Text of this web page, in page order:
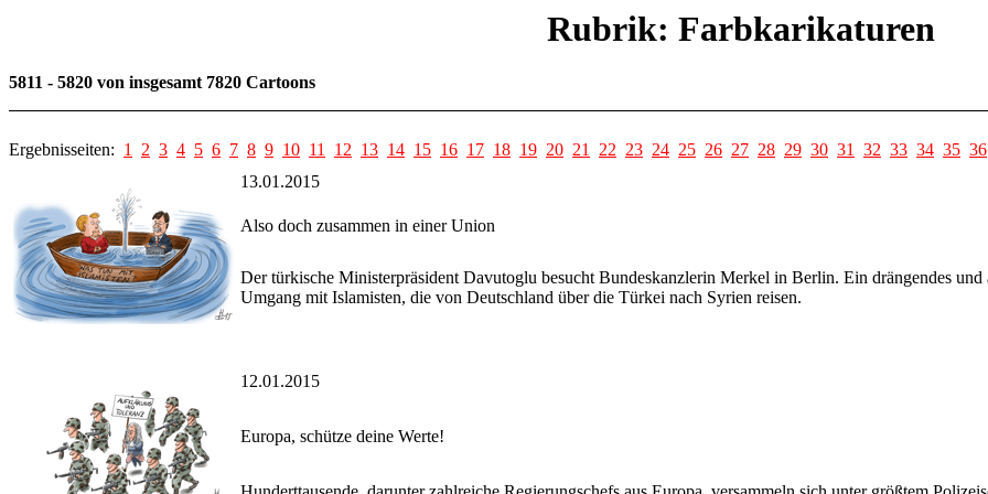
Rubrik: Farbkarikaturen
5811 - 5820 von insgesamt 7820 Cartoons
Ergebnisseiten: 1 2 3 4 5 6 7 8 9 10 11 12 13 14 15 16 17 18 19 20 21 22 23 24 25 26 27 28 29 30 31 32 33 34 35 36
13.01.2015
Also doch zusammen in einer Union
Der türkische Ministerpräsident Davutoglu besucht Bundeskanzlerin Merkel in Berlin. Ein drängendes
Umgang mit Islamisten, die von Deutschland über die Türkei nach Syrien reisen.
12.01.2015
Europa, schütze deine Werte!